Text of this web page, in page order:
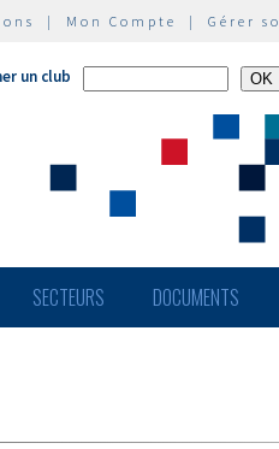
| Mon Compte | Gérer
un club
SECTEURS DOCUMENTS